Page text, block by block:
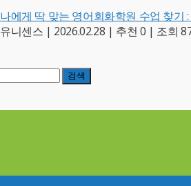
나에게 딱 맞는 영어회화학원 수업 찾기
유니센스 | 2026.02.28 | 추천 0 | 조회
검색